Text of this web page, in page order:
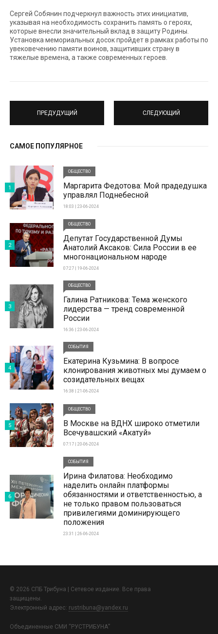
Сергей Собянин подчеркнул важность этих инициатив,
указывая на необходимость сохранить память о героях,
которые внесли значительный вклад в защиту Родины.
Установка мемориальных досок пройдет в рамках работы по
увековечению памяти воинов, защитивших страну в
тяжелые времена, а также современных героев.
ПРЕДУДУЩИЙ СЛЕДУЮЩИЙ
САМОЕ ПОПУЛЯРНОЕ
ОБЩЕСТВО
Маргарита Федотова: Мой прадедушка
управлял Поднебесной
18:03 | 23-06-2024
1
ОБЩЕСТВО
Депутат Государственной Думы
Анатолий Аксаков: Сила России в ее
многонациональном народе
07:27 | 19-06-2024
2
ОБЩЕСТВО
Галина Ратникова: Тема женского
лидерства — тренд современной
России
16:36 | 23-06-2024
3
СОБЫТИЯ
Екатерина Кузьмина: В вопросе
клонирования животных мы думаем о
созидательных вещах
16:38 | 21-06-2024
4
ОБЩЕСТВО
В Москве на ВДНХ широко отметили
Всечувашский «Акатуй»
07:17 | 20-06-2024
5
СОБЫТИЯ
Ирина Филатова: Необходимо
наделить онлайн платформы
обязанностями и ответственностью, а
не только правом пользоваться
привилегиями доминирующего
положения
23:31 | 26-06-2024
6
© 2026 СПБ Трибуна | Сетевое издание. Все права
защищены.
Электронный адрес: rustribuna@yandex.ru
Объединенные СМИ “РУСТРИБУНА”